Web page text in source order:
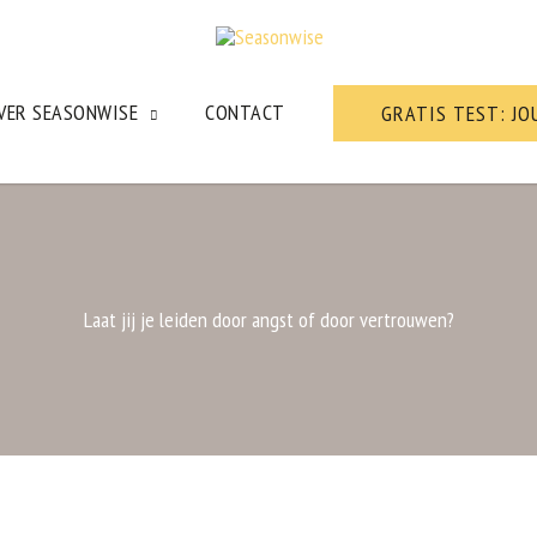
SEASONWISE CONTACT GRATIS TEST:
Laat jij je leiden door angst of door vertrouwen?